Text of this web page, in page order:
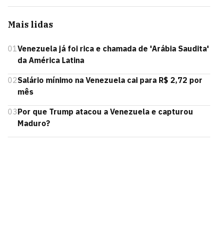
Mais lidas
01Venezuela já foi rica e chamada de 'Arábia Saudita'
da América Latina
02Salário mínimo na Venezuela cai para R$ 2,72 por
mês
03Por que Trump atacou a Venezuela e capturou
Maduro?